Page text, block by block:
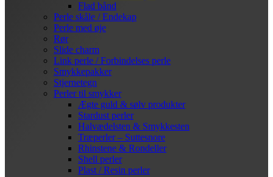
Flad bånd
Perle skåle / Endekap
Perle med øje
Rør
Slide charm
Link perle / Forbindelses perle
Smykkepakker
Stjernetegn
Perler til smykker
Ægte guld & sølv produkter
Stardust perler
Halvædelsten & Smykkesten
Træperler – Suttesnore
Rhinstene & Rondeller
Shell perler
Plast / Resin perler